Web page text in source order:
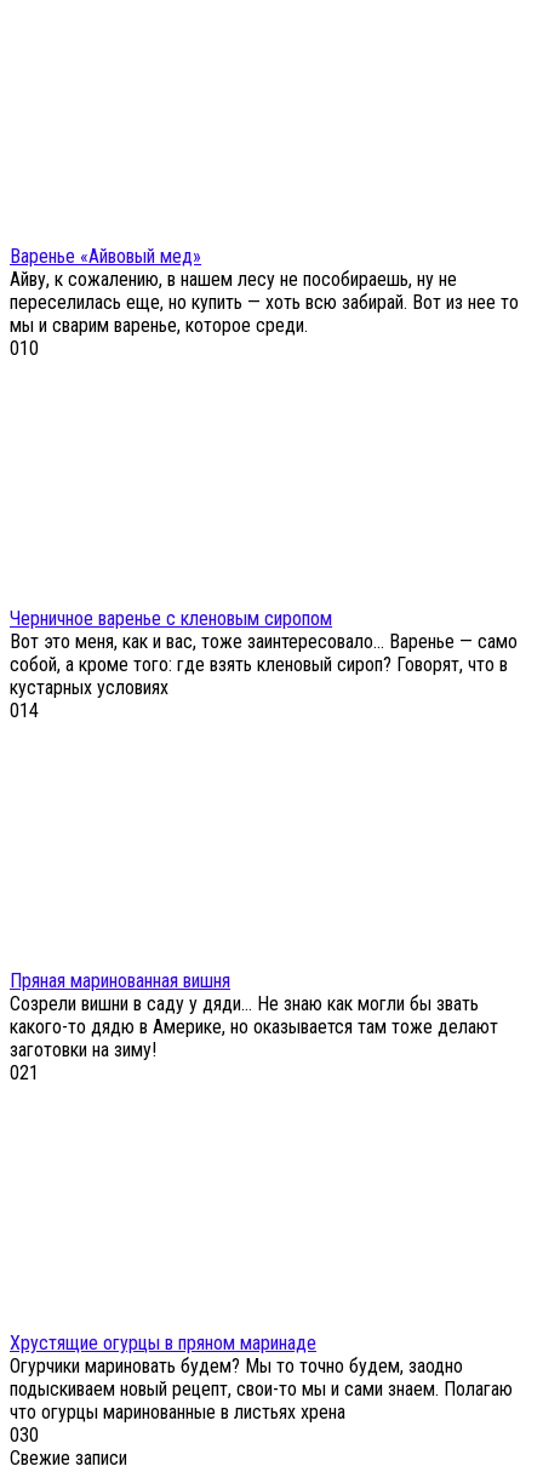
Варенье «Айвовый мед»
Айву, к сожалению, в нашем лесу не пособираешь, ну не
переселилась еще, но купить — хоть всю забирай. Вот из нее то
мы и сварим варенье, которое среди.
010
Черничное варенье с кленовым сиропом
Вот это меня, как и вас, тоже заинтересовало… Варенье — само
собой, а кроме того: где взять кленовый сироп? Говорят, что в
кустарных условиях
014
Пряная маринованная вишня
Созрели вишни в саду у дяди… Не знаю как могли бы звать
какого-то дядю в Америке, но оказывается там тоже делают
заготовки на зиму!
021
Хрустящие огурцы в пряном маринаде
Огурчики мариновать будем? Мы то точно будем, заодно
подыскиваем новый рецепт, свои-то мы и сами знаем. Полагаю
что огурцы маринованные в листьях хрена
030
Свежие записи